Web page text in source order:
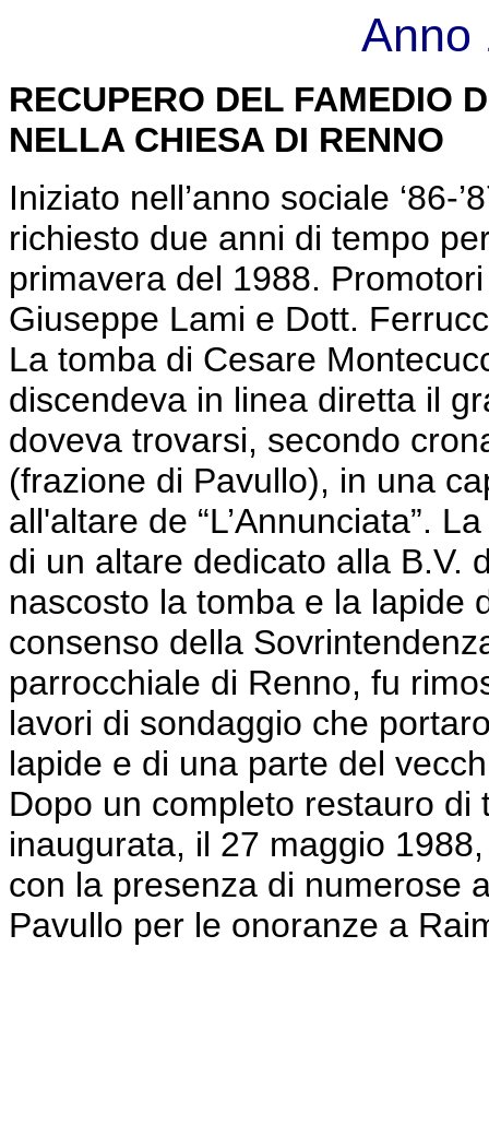
Anno
RECUPERO DEL FAMEDIO
NELLA CHIESA DI RENNO
Iniziato nell’anno sociale ‘86-
richiesto due anni di tempo
primavera del 1988.
Giuseppe Lami e Dott.
La tomba di Cesare
discendeva in linea diretta il
doveva trovarsi, secondo
(frazione di Pavullo), in una
all'altare de “L’Annunciata”.
di un altare dedicato alla B.V.
nascosto la tomba e la lapide
consenso della
parrocchiale di Renno, fu
lavori di sondaggio che
lapide e di una parte del
Dopo un completo restauro
inaugurata, il 27 maggio
con la presenza di numerose
Pavullo per le onoranze a